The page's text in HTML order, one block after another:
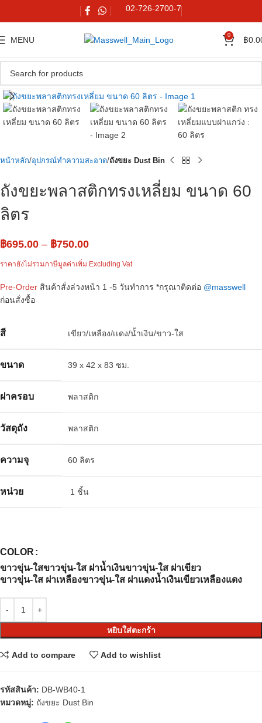
02-726-2700-7
MENU 0 ฿
Click to enlarge
หน้าหลัก อุปกรณ์ทำความสะอาด ถังขยะ Dust Bin
ถังขยะพลาสติกทรงเหลี่ยม ขนาด 60
ลิตร
฿695.00 – ฿750.00
ราคายังไม่รวมภาษีมูลค่าเพิ่ม Excluding Vat
Pre-Order สินค้าสั่งล่วงหน้า 1 -5 วันทำการ *กรุณาติดต่อ @masswell
ก่อนสั่งซื้อ
สี เขียว/เหลือง/เเดง/น้ำเงิน/ขาว-ใส
ขนาด 39 x 42 x 83 ซม.
ฝาครอบ พลาสติก
วัสดุถัง พลาสติก
ความจุ 60 ลิตร
หน่วย 1 ชิ้น
COLOR
ขาวขุ่น-ใสขาวขุ่น-ใส ฝาน้ำเงินขาวขุ่น-ใส ฝาเขียว
ขาวขุ่น-ใส ฝาเหลืองขาวขุ่น-ใส ฝาแดงน้ำเงินเขียวเหลืองแดง
หยิบใส่ตะกร้า
Add to compare Add to wishlist
รหัสสินค้า: DB-WB40-1
หมวดหมู่: ถังขยะ Dust Bin